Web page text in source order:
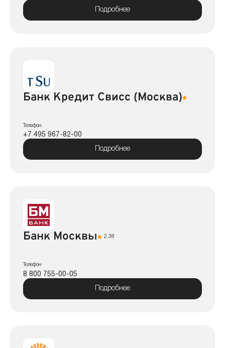
Подробнее
Банк Кредит Свисс (Москва)
Телефон
+7 495 967-82-00
Подробнее
Банк Москвы 2.38
Телефон
8 800 755-00-05
Подробнее